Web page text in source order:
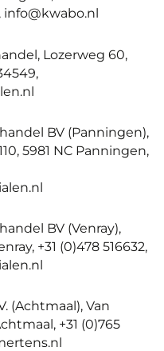
info@kwabo.nl
Lozerweg 60,
BV (Panningen),
5981 NC Panningen,
BV (Venray),
+31 (0)478 516632,
(Achtmaal), Van
+31 (0)765